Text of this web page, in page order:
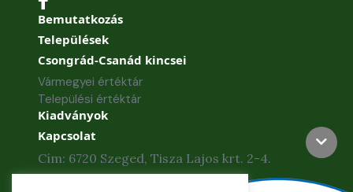
Bemutatkozás
Települések
Csongrád-Csanád kincsei
Vármegyei értéktár
Települési értéktár
Kiadványok
Kapcsolat
Cím: 6720 Szeged, Tisza Lajos krt. 2-4.